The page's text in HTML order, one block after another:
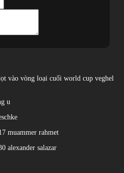
vào vòng loại cuối world cup veghel
u
muammer rahmet
alexander salazar